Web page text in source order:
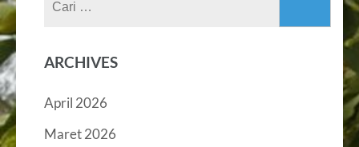
ARCHIVES
April 2026
Maret 2026